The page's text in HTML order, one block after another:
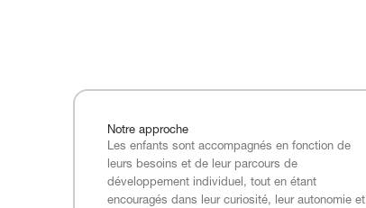
Notre approche
Les enfants sont accompagnés en fonction de
leurs besoins et de leur parcours de
développement individuel, tout en étant
encouragés dans leur curiosité, leur autonomie et